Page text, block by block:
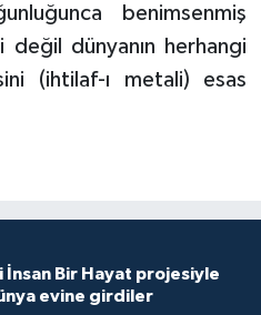
benimsenmiş
değil dünyanın herhangi
(ihtilaf-ı metali) esas
İnsan Bir Hayat projesiyle
evine girdiler